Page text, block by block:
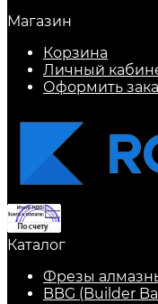
Магазин
Корзина
Личный
Оформить
Каталог
Фрезы
BBG (Builder